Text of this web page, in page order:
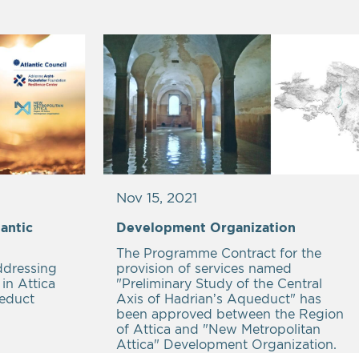
in Attica
Nov 15, 2021
Development Organization
The Programme Contract for the
provision of services named
"Preliminary Study of the Central
Axis of Hadrian’s Aqueduct" has
been approved between the Region
of Attica and "New Metropolitan
Attica" Development Organization.